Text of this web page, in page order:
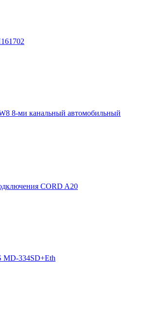
8-ми канальный автомобильный
CORD A20
MD-334SD+Eth